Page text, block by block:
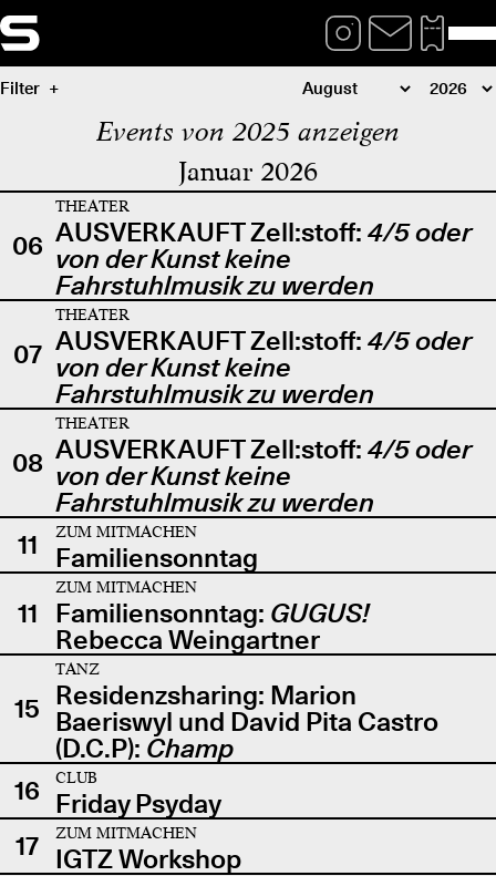
Filter
Events von 2025 anzeigen
Januar 2026
06
THEATER
AUSVERKAUFT Zell:stoff: 4/5 oder
von der Kunst keine
Fahrstuhlmusik zu werden
07
THEATER
AUSVERKAUFT Zell:stoff: 4/5 oder
von der Kunst keine
Fahrstuhlmusik zu werden
08
THEATER
AUSVERKAUFT Zell:stoff: 4/5 oder
von der Kunst keine
Fahrstuhlmusik zu werden
11
ZUM MITMACHEN
Familiensonntag
11
ZUM MITMACHEN
Familiensonntag: GUGUS!
Rebecca Weingartner
15
TANZ
Residenzsharing: Marion
Baeriswyl und David Pita Castro
(D.C.P): Champ
16
CLUB
Friday Psyday
17
ZUM MITMACHEN
IGTZ Workshop